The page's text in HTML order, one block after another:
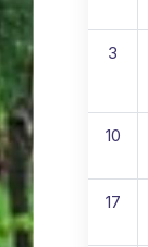
3
10
17